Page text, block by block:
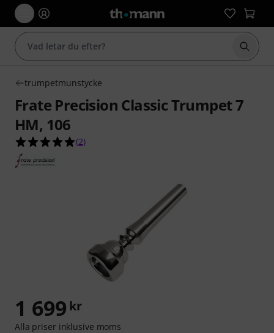
Börja
trumpetmunstycke
Frate Precision Classic Trumpet 7
HM, 106
5.0 av 5 stjärnor från 2 kundbetyg
(2)
1 699 kr
Alla priser inklusive moms